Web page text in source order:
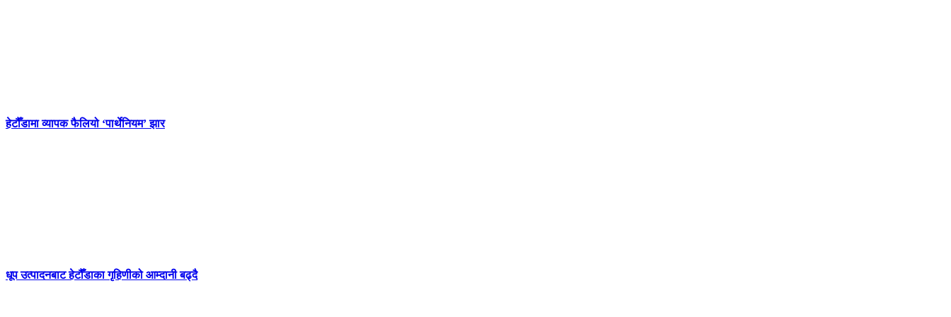
हेटौँडामा व्यापक फैलियो ‘पार्थेनियम’ झार
धूप उत्पादनबाट हेटौँडाका गृहिणीको आम्दानी बढ्दै